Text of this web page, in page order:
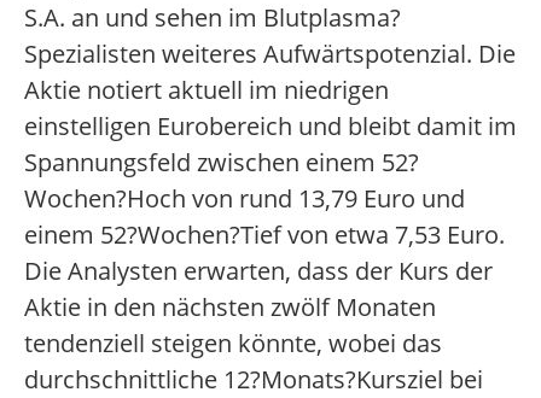
S.A. an und sehen im Blutplasma?
Spezialisten weiteres Aufwärtspotenzial. Die
Aktie notiert aktuell im niedrigen
einstelligen Eurobereich und bleibt damit im
Spannungsfeld zwischen einem 52?
Wochen?Hoch von rund 13,79 Euro und
einem 52?Wochen?Tief von etwa 7,53 Euro.
Die Analysten erwarten, dass der Kurs der
Aktie in den nächsten zwölf Monaten
tendenziell steigen könnte, wobei das
durchschnittliche 12?Monats?Kursziel bei